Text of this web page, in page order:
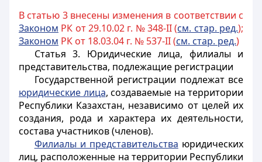
В статью 3 внесены изменения в соответствии с
Законом РК от 29.10.02 г. № 348-II (см. стар. ред.);
Законом РК от 18.03.04 г. № 537-II (см. стар. ред.)
Статья 3. Юридические лица, филиалы и
представительства, подлежащие регистрации
Государственной регистрации подлежат все
юридические лица, создаваемые на территории
Республики Казахстан, независимо от целей их
создания, рода и характера их деятельности,
состава участников (членов).
Филиалы и представительства юридических
лиц, расположенные на территории Республики